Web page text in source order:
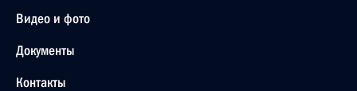
Видео и фото
Документы
Контакты